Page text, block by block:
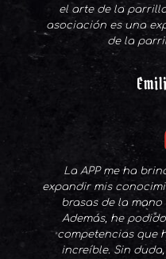
el arte de la
asociación es una
de la
La APP me ha
expandir mis
brasas de la mano
Además, he
competencias que
increíble. Sin